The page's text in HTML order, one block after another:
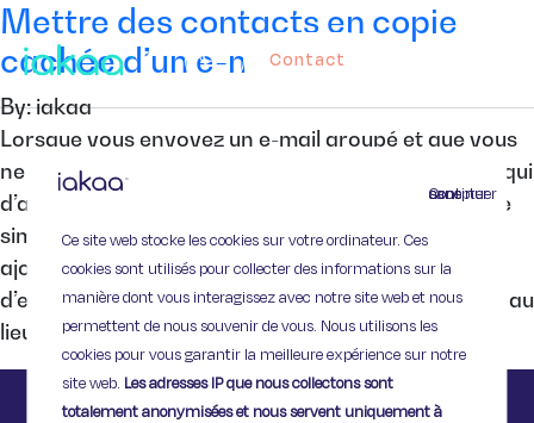
Continuer sans accepter
Ce site web stocke les cookies sur votre ordinateur. Ces
cookies sont utilisés pour collecter des informations sur la
manière dont vous interagissez avec notre site web et nous
permettent de nous souvenir de vous. Nous utilisons les
cookies pour vous garantir la meilleure expérience sur notre
site web. Les adresses IP que nous collectons sont
totalement anonymisées et nous servent uniquement à
Contact
Mettre des contacts en copie
cachée d’un e-mail
By: iakaa
Lorsque vous envoyez un e-mail groupé et que vous
ne souhaitez pas que vos contacts puissent voir à qui
d’autre cet e-mail a été envoyé, il existe un système
simple pour cacher les contacts en copie. Pour
ajouter des contacts en copie cachée, il vous suffit
d’entrer leurs adresses e-mail dans l’espace « Cci » au
lieu […]